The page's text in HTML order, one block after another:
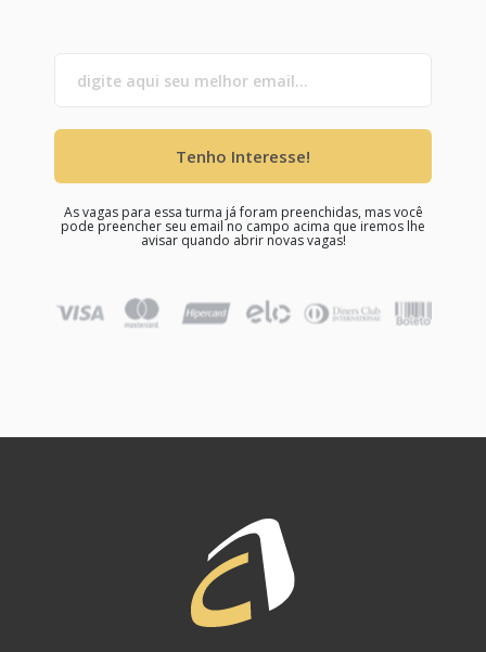
Tenho Interesse!
As vagas para essa turma já foram preenchidas, mas você
pode preencher seu email no campo acima que iremos lhe
avisar quando abrir novas vagas!